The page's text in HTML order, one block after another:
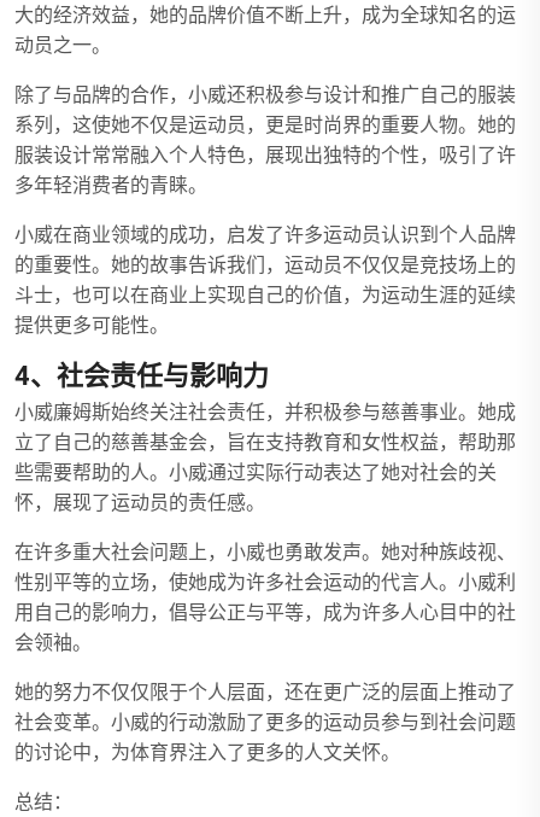
大的经济效益，她的品牌价值不断上升，成为全球知名的运
动员之一。
除了与品牌的合作，小威还积极参与设计和推广自己的服装
系列，这使她不仅是运动员，更是时尚界的重要人物。她的
服装设计常常融入个人特色，展现出独特的个性，吸引了许
多年轻消费者的青睐。
小威在商业领域的成功，启发了许多运动员认识到个人品牌
的重要性。她的故事告诉我们，运动员不仅仅是竞技场上的
斗士，也可以在商业上实现自己的价值，为运动生涯的延续
提供更多可能性。
4、社会责任与影响力
小威廉姆斯始终关注社会责任，并积极参与慈善事业。她成
立了自己的慈善基金会，旨在支持教育和女性权益，帮助那
些需要帮助的人。小威通过实际行动表达了她对社会的关
怀，展现了运动员的责任感。
在许多重大社会问题上，小威也勇敢发声。她对种族歧视、
性别平等的立场，使她成为许多社会运动的代言人。小威利
用自己的影响力，倡导公正与平等，成为许多人心目中的社
会领袖。
她的努力不仅仅限于个人层面，还在更广泛的层面上推动了
社会变革。小威的行动激励了更多的运动员参与到社会问题
的讨论中，为体育界注入了更多的人文关怀。
总结：